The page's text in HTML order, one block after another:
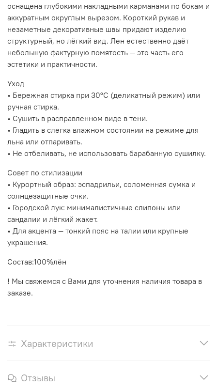
оснащена глубокими накладными карманами по бокам и
аккуратным округлым вырезом. Короткий рукав и
незаметные декоративные швы придают изделию
структурный, но лёгкий вид. Лен естественно даёт
небольшую фактурную помятость — это часть его
эстетики и практичности.
Уход
• Бережная стирка при 30°C (деликатный режим) или
ручная стирка.
• Сушить в расправленном виде в тени.
• Гладить в слегка влажном состоянии на режиме для
льна или отпаривать.
• Не отбеливать, не использовать барабанную сушилку.
Совет по стилизации
• Курортный образ: эспадрильи, соломенная сумка и
солнцезащитные очки.
• Городской лук: минималистичные слипоны или
сандалии и лёгкий жакет.
• Для акцента — тонкий пояс на талии или крупные
украшения.
Состав:100%лён
! Мы свяжемся с Вами для уточнения наличия товара в
заказе.
Характеристики
Отзывы